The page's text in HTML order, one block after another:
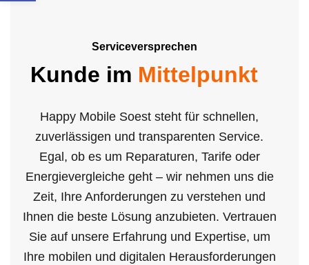
Serviceversprechen
Kunde im Mittelpunkt
Happy Mobile Soest steht für schnellen,
zuverlässigen und transparenten Service.
Egal, ob es um Reparaturen, Tarife oder
Energievergleiche geht – wir nehmen uns die
Zeit, Ihre Anforderungen zu verstehen und
Ihnen die beste Lösung anzubieten. Vertrauen
Sie auf unsere Erfahrung und Expertise, um
Ihre mobilen und digitalen Herausforderungen